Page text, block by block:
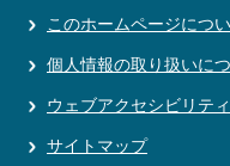
このホームページにつ
個人情報の取り扱いに
ウェブアクセシビリティ
サイトマップ